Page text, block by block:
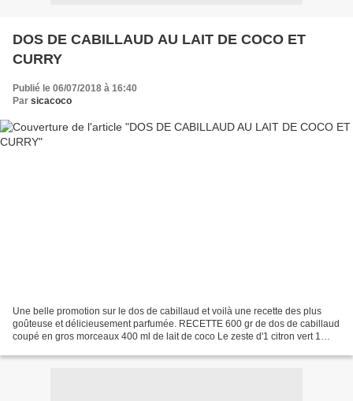
DOS DE CABILLAUD AU LAIT DE COCO ET
CURRY
Publié le 06/07/2018 à 16:40
Par sicacoco
Une belle promotion sur le dos de cabillaud et voilà une recette des plus
goûteuse et délicieusement parfumée. RECETTE 600 gr de dos de cabillaud
coupé en gros morceaux 400 ml de lait de coco Le zeste d'1 citron vert 1